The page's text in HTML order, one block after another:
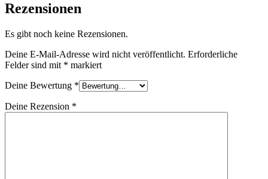
Rezensionen
Es gibt noch keine Rezensionen.
Deine E-Mail-Adresse wird nicht veröffentlicht. Erforderliche
Felder sind mit * markiert
Deine Bewertung *
Deine Rezension *